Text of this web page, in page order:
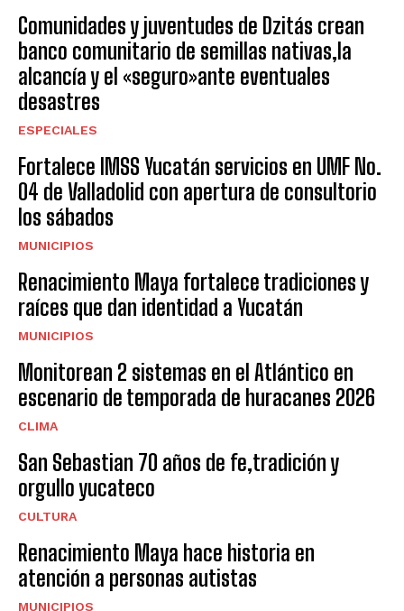
Comunidades y juventudes de Dzitás crean
banco comunitario de semillas nativas,la
alcancía y el «seguro»ante eventuales
desastres
ESPECIALES
Fortalece IMSS Yucatán servicios en UMF No.
04 de Valladolid con apertura de consultorio
los sábados
MUNICIPIOS
Renacimiento Maya fortalece tradiciones y
raíces que dan identidad a Yucatán
MUNICIPIOS
Monitorean 2 sistemas en el Atlántico en
escenario de temporada de huracanes 2026
CLIMA
San Sebastian 70 años de fe,tradición y
orgullo yucateco
CULTURA
Renacimiento Maya hace historia en
atención a personas autistas
MUNICIPIOS